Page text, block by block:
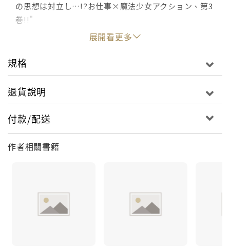
の思想は対立し…!?お仕事×魔法少女アクション、第3
巻!!"
展開看更多
規格
退貨說明
付款/配送
作者相關書籍